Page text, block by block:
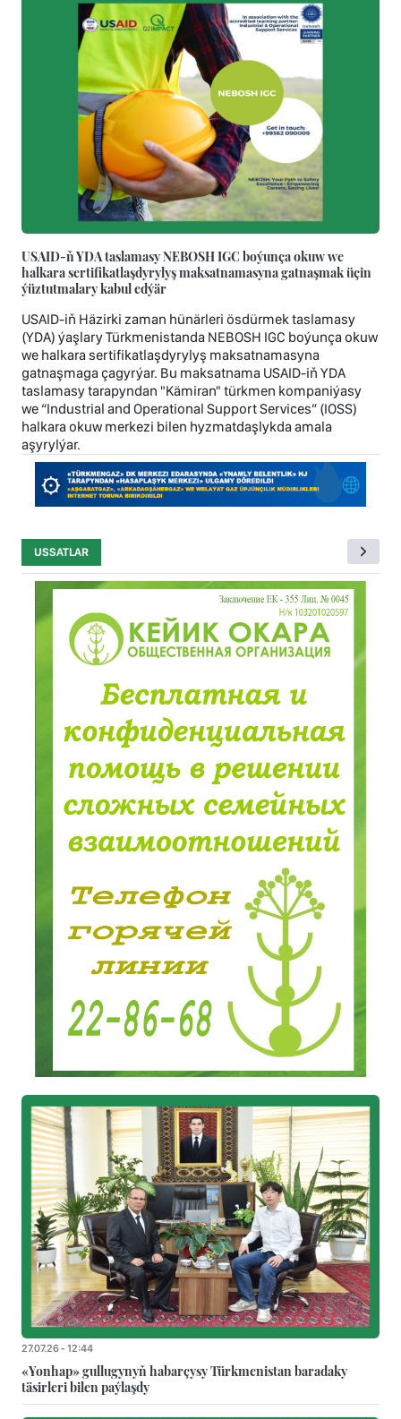
USAID-ň YDA taslamasy NEBOSH IGC boýunça okuw we
halkara sertifikatlaşdyrylyş maksatnamasyna gatnaşmak üçin
ýüztutmalary kabul edýär
USAID-iň Häzirki zaman hünärleri ösdürmek taslamasy
(YDA) ýaşlary Türkmenistanda NEBOSH IGC boýunça okuw
we halkara sertifikatlaşdyrylyş maksatnamasyna
gatnaşmaga çagyrýar. Bu maksatnama USAID-iň YDA
taslamasy tarapyndan "Kämiran" türkmen kompaniýasy
we “Industrial and Operational Support Services” (IOSS)
halkara okuw merkezi bilen hyzmatdaşlykda amala
aşyrylýar.
USSATLAR
27.07.26 - 12:44
«Yonhap» gullugynyň habarçysy Türkmenistan baradaky
täsirleri bilen paýlaşdy